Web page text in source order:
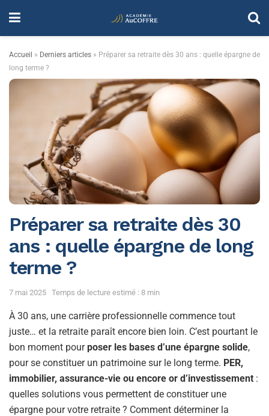
Accueil » Derniers articles » Préparer sa retraite dès 30 ans : quelle épargne de
long terme ?
Préparer sa retraite dès 30
ans : quelle épargne de long
terme ?
7 mai 2025 Temps de lecture estimé : 8 min
À 30 ans, une carrière professionnelle commence tout
juste… et la retraite paraît encore bien loin. C’est pourtant le
bon moment pourposer les bases d’une épargne solide,
pour se constituer un patrimoine sur le long terme. PER,
immobilier, assurance-vie ou encore or d’investissement :
quelles solutions vous permettent de constituer une
épargne pour votre retraite ? Comment déterminer la